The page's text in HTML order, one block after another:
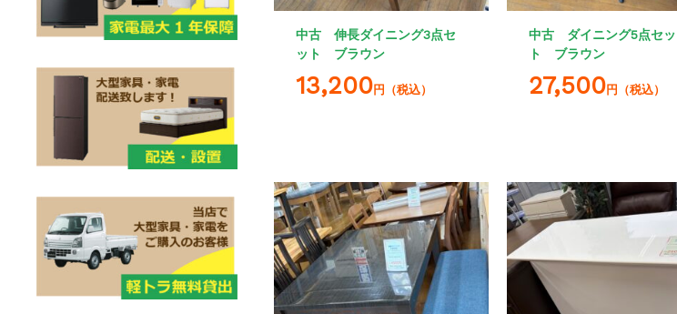
中古 伸長ダイニング3点セ
ット ブラウン
13,200円（税込）
中古 ダイニング5点セッ
ト ブラウン
27,500円（税込）